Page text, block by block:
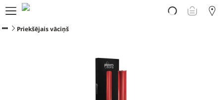
Par PLOOM AURA
VeikalsPriekšējais vāciņš